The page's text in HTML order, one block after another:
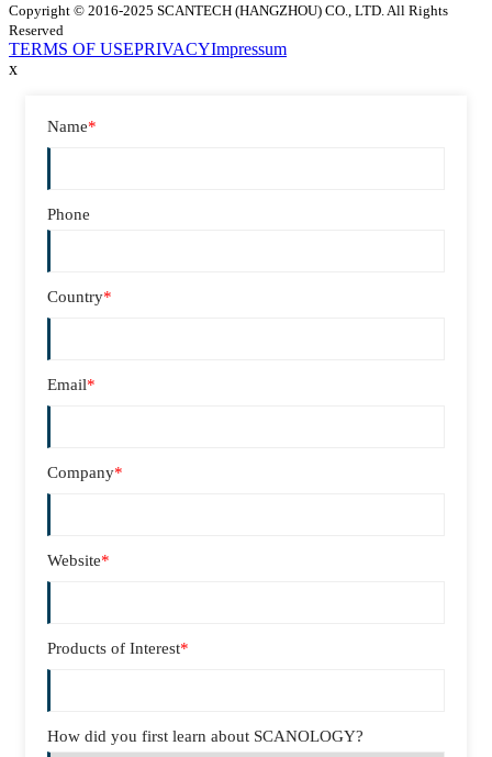
Copyright © 2016-2025 SCANTECH (HANGZHOU) CO., LTD. All Rights
Reserved
TERMS OF USEPRIVACYImpressum
x
Name*
Phone
Country*
Email*
Company*
Website*
Products of Interest*
How did you first learn about SCANOLOGY?